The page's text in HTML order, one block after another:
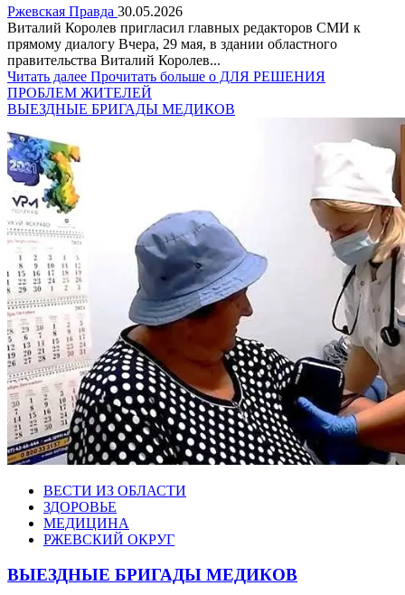
Ржевская Правда 30.05.2026
Виталий Королев пригласил главных редакторов СМИ к
прямому диалогу Вчера, 29 мая, в здании областного
правительства Виталий Королев...
Читать далее Прочитать больше о ДЛЯ РЕШЕНИЯ
ПРОБЛЕМ ЖИТЕЛЕЙ
ВЫЕЗДНЫЕ БРИГАДЫ МЕДИКОВ
ВЕСТИ ИЗ ОБЛАСТИ
ЗДОРОВЬЕ
МЕДИЦИНА
РЖЕВСКИЙ ОКРУГ
ВЫЕЗДНЫЕ БРИГАДЫ МЕДИКОВ